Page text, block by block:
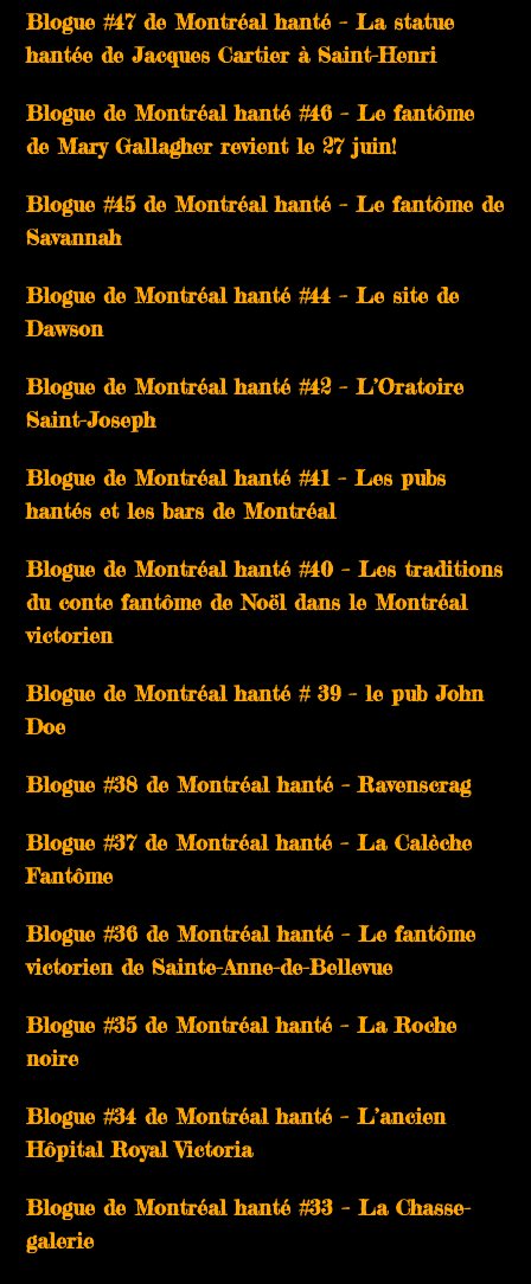
Blogue #47 de Montréal hanté – La statue
hantée de Jacques Cartier à Saint-Henri
Blogue de Montréal hanté #46 – Le fantôme
de Mary Gallagher revient le 27 juin!
Blogue #45 de Montréal hanté – Le fantôme de
Savannah
Blogue de Montréal hanté #44 – Le site de
Dawson
Blogue de Montréal hanté #42 – L’Oratoire
Saint-Joseph
Blogue de Montréal hanté #41 – Les pubs
hantés et les bars de Montréal
Blogue de Montréal hanté #40 – Les traditions
du conte fantôme de Noël dans le Montréal
victorien
Blogue de Montréal hanté # 39 – le pub John
Doe
Blogue #38 de Montréal hanté – Ravenscrag
Blogue #37 de Montréal hanté – La Calèche
Fantôme
Blogue #36 de Montréal hanté – Le fantôme
victorien de Sainte-Anne-de-Bellevue
Blogue #35 de Montréal hanté – La Roche
noire
Blogue #34 de Montréal hanté – L’ancien
Hôpital Royal Victoria
Blogue de Montréal hanté #33 – La Chasse-
galerie